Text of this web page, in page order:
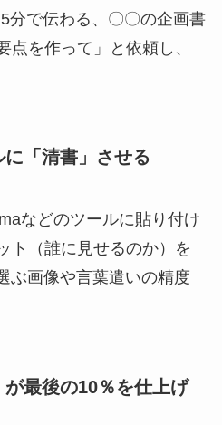
分で伝わる、〇〇の企画書
点を作って」と依頼し、
「清書」させる
などのツールに貼り付け
ト（誰に見せるのか）を
ぶ画像や言葉遣いの精度
最後の10％を仕上げ